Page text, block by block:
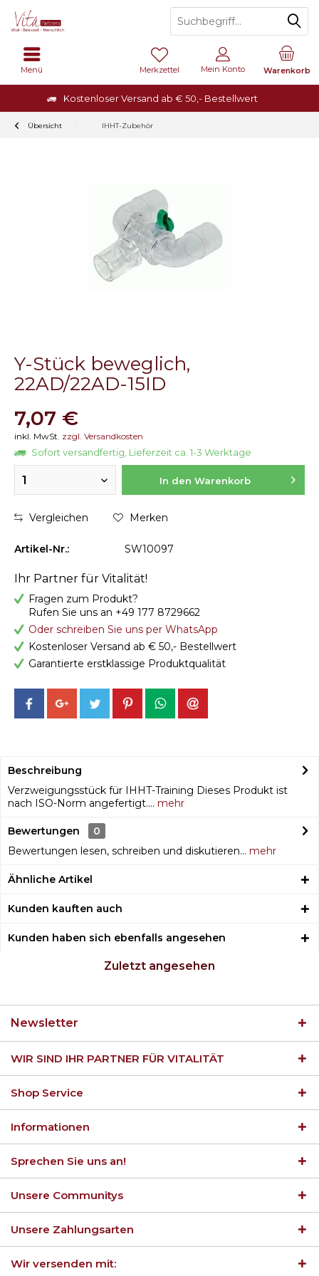
Kostenloser Versand ab € 50,- Bestellwert
Warenkorb
Merkzettel Mein Konto
Menü
Übersicht IHHT-Zubehör
Y-Stück beweglich,
22AD/22AD-15ID
7,07 €
inkl. MwSt. zzgl. Versandkosten
Sofort versandfertig, Lieferzeit ca. 1-3 Werktage
1 In den Warenkorb
Vergleichen Merken
Artikel-Nr.: SW10097
Ihr Partner für Vitalität!
Fragen zum Produkt?
Rufen Sie uns an +49 177 8729662
Oder schreiben Sie uns per WhatsApp
Kostenloser Versand ab € 50,- Bestellwert
Garantierte erstklassige Produktqualität
Beschreibung
Verzweigungsstück für IHHT-Training Dieses Produkt ist
nach ISO-Norm angefertigt.... mehr
Bewertungen
0
Bewertungen lesen, schreiben und diskutieren... mehr
Ähnliche Artikel
Kunden kauften auch
Kunden haben sich ebenfalls angesehen
Zuletzt angesehen
Newsletter
WIR SIND IHR PARTNER FÜR VITALITÄT
Shop Service
Informationen
Sprechen Sie uns an!
Unsere Communitys
Unsere Zahlungsarten
Wir versenden mit: